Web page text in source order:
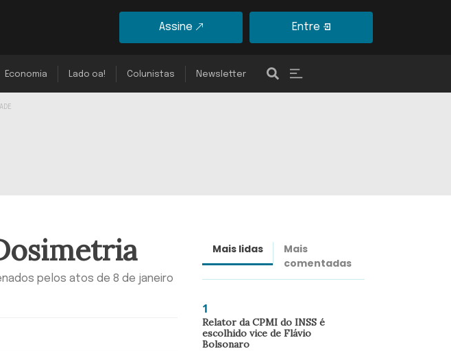
Assine Entre
Economia Lado oa! Colunistas Newsletter
pelos atos de 8 de janeiro
Mais lidas
Mais
comentadas
1
Relator da CPMI do INSS é
escolhido vice de Flávio
Bolsonaro